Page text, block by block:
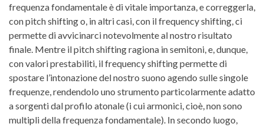
frequenza fondamentale è di vitale importanza, e correggerla,
con pitch shifting o, in altri casi, con il frequency shifting, ci
permette di avvicinarci notevolmente al nostro risultato
finale. Mentre il pitch shifting ragiona in semitoni, e, dunque,
con valori prestabiliti, il frequency shifting permette di
spostare l’intonazione del nostro suono agendo sulle singole
frequenze, rendendolo uno strumento particolarmente adatto
a sorgenti dal profilo atonale (i cui armonici, cioè, non sono
multipli della frequenza fondamentale). In secondo luogo,